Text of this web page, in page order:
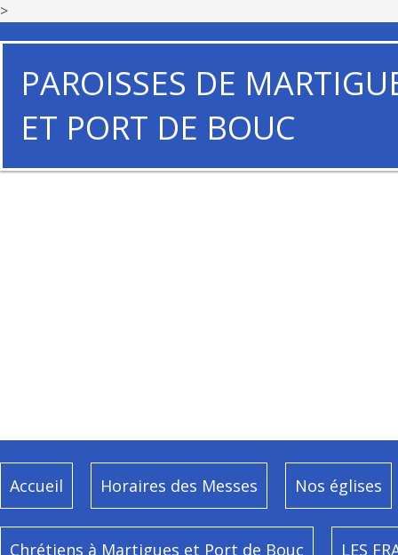
>
PAROISSES DE
ET PORT DE BOUC
Accueil Horaires des Messes Nos églises
Chrétiens à Martigues et Port de Bouc LES